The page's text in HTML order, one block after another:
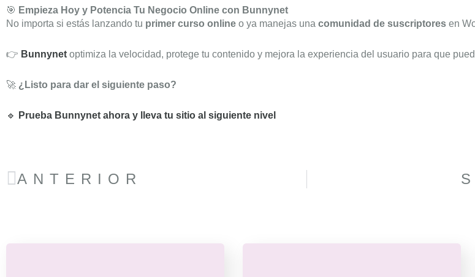
🎯 Empieza Hoy y Potencia Tu Negocio Online con Bunnynet
No importa si estás lanzando tu primer curso online o ya manejas una comunidad de suscriptores en
👉 Bunnynet optimiza la velocidad, protege tu contenido y mejora la experiencia del usuario para que
🚀 ¿Listo para dar el siguiente paso?
🔹 Prueba Bunnynet ahora y lleva tu sitio al siguiente nivel
ANTERIOR